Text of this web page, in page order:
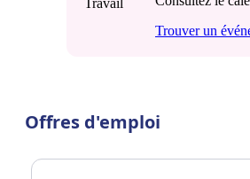
Trouver un
Offres d'emploi